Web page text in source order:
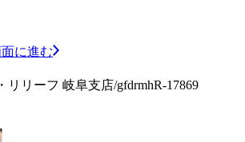
に進む
リリーフ 岐阜支店/gfdrmhR-17869